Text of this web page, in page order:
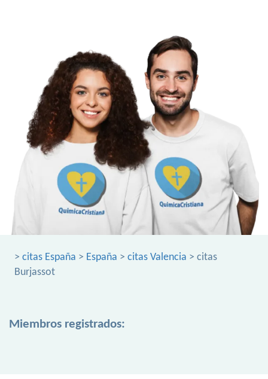
> citas España > España > citas Valencia > citas
Burjassot
Miembros registrados: